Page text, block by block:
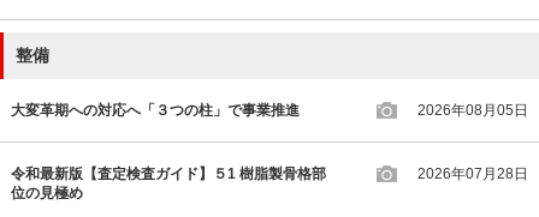
整備
大変革期への対応へ「３つの柱」で事業推進 2026年08月05日
令和最新版【査定検査ガイド】５1 樹脂製骨格部
位の見極め
2026年07月28日